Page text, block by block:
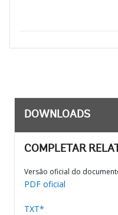
DOWNLOADS
COMPLETAR
Versão oficial do
PDF oficial
TXT*